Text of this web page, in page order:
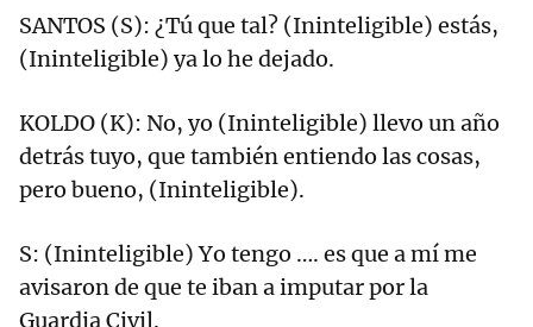
SANTOS (S): ¿Tú que tal? (Ininteligible) estás,
(Ininteligible) ya lo he dejado.
KOLDO (K): No, yo (Ininteligible) llevo un año
detrás tuyo, que también entiendo las cosas,
pero bueno, (Ininteligible).
S: (Ininteligible) Yo tengo …. es que a mí me
avisaron de que te iban a imputar por la
Guardia Civil.